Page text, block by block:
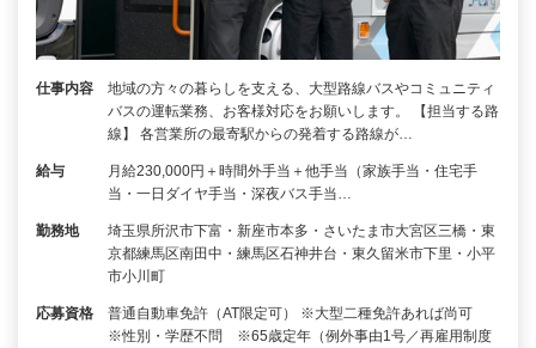
仕事内容
地域の方々の暮らしを支える、大型路線バスやコミュニティ
バスの運転業務、お客様対応をお願いします。 【担当する路
線】 各営業所の最寄駅からの発着する路線が…
給与
月給230,000円＋時間外手当＋他手当（家族手当・住宅手
当・一日ダイヤ手当・深夜バス手当…
勤務地
埼玉県所沢市下富・新座市本多・さいたま市大宮区三橋・東
京都練馬区南田中・練馬区石神井台・東久留米市下里・小平
市小川町
応募資格
普通自動車免許（AT限定可） ※大型二種免許あれば尚可
※性別・学歴不問 ※65歳定年（例外事由1号／再雇用制度